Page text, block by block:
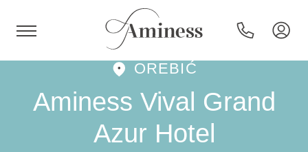
HR
OREBIĆ
Aminess Vival Grand
Azur Hotel